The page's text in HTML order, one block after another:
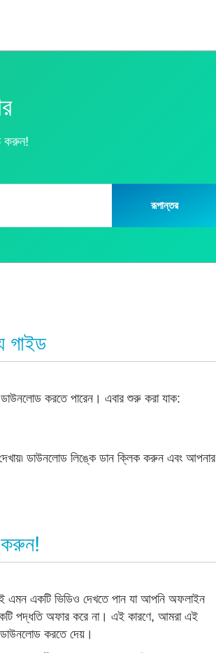
করুন!
রূপান্তর
গাইড
করতে পারেন। এবার শুরু করা যাক:
ডাউনলোড লিঙ্কে ডান ক্লিক করুন এবং আপনার
করুন!
এমন একটি ভিডিও দেখতে পান যা আপনি অফলাইন
পদ্ধতি অফার করে না। এই কারণে, আমরা এই
করতে দেয়।